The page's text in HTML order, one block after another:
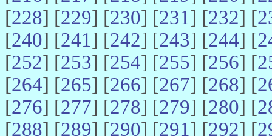
[228] [229] [230] [231] [232] [
[240] [241] [242] [243] [244] [
[252] [253] [254] [255] [256] [
[264] [265] [266] [267] [268] [
[276] [277] [278] [279] [280] [
[288] [289] [290] [291] [292] [